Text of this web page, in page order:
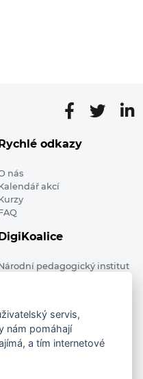
odkazy
nás
akcí
pedagogický institut
rights reserved
servis,
nám pomáhají
a tím internetové